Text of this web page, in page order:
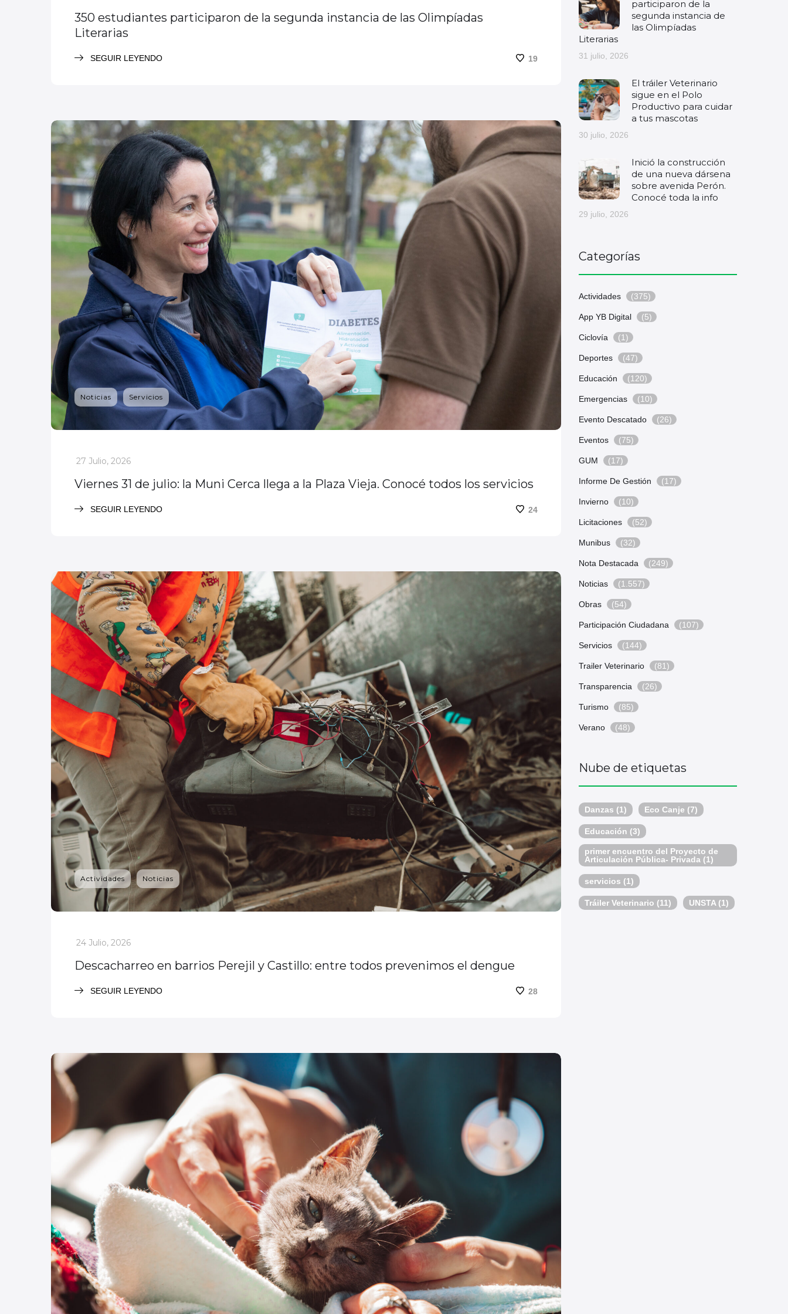
350 estudiantes participaron de la segunda instancia de las Olimpíadas
Literarias
SEGUIR LEYENDO 19
Noticias Servicios
_
27 Julio, 2026
Viernes 31 de julio: la Muni Cerca llega a la Plaza Vieja. Conocé todos los servicios
SEGUIR LEYENDO 24
Actividades Noticias
_
24 Julio, 2026
Descacharreo en barrios Perejil y Castillo: entre todos prevenimos el dengue
SEGUIR LEYENDO 28
participaron de la
segunda instancia de
las Olimpíadas
Literarias
31 julio, 2026
El tráiler Veterinario
sigue en el Polo
Productivo para cuidar
a tus mascotas
30 julio, 2026
Inició la construcción
de una nueva dársena
sobre avenida Perón.
Conocé toda la info
29 julio, 2026
Categorías
Actividades (375)
App YB Digital (5)
Ciclovía (1)
Deportes (47)
Educación (120)
Emergencias (10)
Evento Descatado (26)
Eventos (75)
GUM (17)
Informe De Gestión (17)
Invierno (10)
Licitaciones (52)
Munibus (32)
Nota Destacada (249)
Noticias (1.557)
Obras (54)
Participación Ciudadana (107)
Servicios (144)
Trailer Veterinario (81)
Transparencia (26)
Turismo (85)
Verano (48)
Nube de etiquetas
Danzas (1) Eco Canje (7)
Educación (3)
primer encuentro del Proyecto de
Articulación Pública- Privada (1)
servicios (1)
Tráiler Veterinario (11) UNSTA (1)